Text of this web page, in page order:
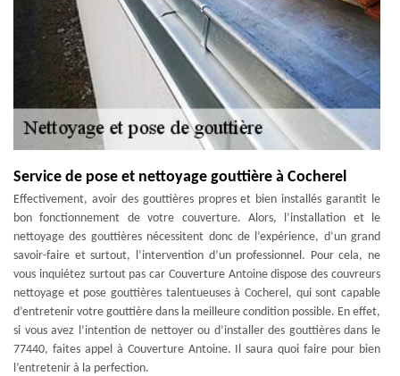
Service de pose et nettoyage gouttière à Cocherel
Effectivement, avoir des gouttières propres et bien installés garantit le
bon fonctionnement de votre couverture. Alors, l’installation et le
nettoyage des gouttières nécessitent donc de l’expérience, d’un grand
savoir-faire et surtout, l’intervention d’un professionnel. Pour cela, ne
vous inquiétez surtout pas car Couverture Antoine dispose des couvreurs
nettoyage et pose gouttières talentueuses à Cocherel, qui sont capable
d’entretenir votre gouttière dans la meilleure condition possible. En effet,
si vous avez l’intention de nettoyer ou d’installer des gouttières dans le
77440, faites appel à Couverture Antoine. Il saura quoi faire pour bien
l’entretenir à la perfection.